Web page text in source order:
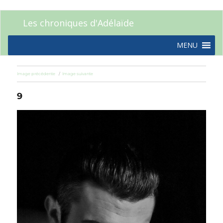
Les chroniques d'Adélaïde
MENU
Image précédente Image suivante
9